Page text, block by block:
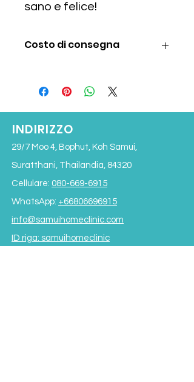
sano e felice!
Costo di consegna
INDIRIZZO
29/7 Moo 4, Bophut, Koh Samui,
Suratthani, Thailandia, 84320
Cellulare: 080-669-6915
WhatsApp: +66806696915
info@samuihomeclinic.com
ID riga: samuihomeclinic